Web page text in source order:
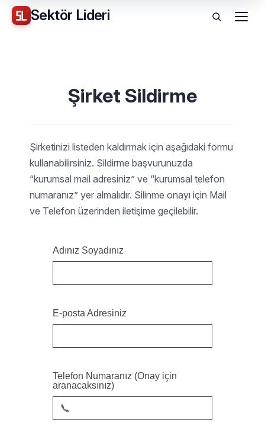
Sektör Lideri Menü
Şirket Sildirme
Şirketinizi listeden kaldırmak için aşağıdaki formu
kullanabilirsiniz. Sildirme başvurunuzda
“kurumsal mail adresiniz” ve “kurumsal telefon
numaranız” yer almalıdır. Silinme onayı için Mail
ve Telefon üzerinden iletişime geçilebilir.
Adınız Soyadınız
E-posta Adresiniz
Telefon Numaranız (Onay için
aranacaksınız)